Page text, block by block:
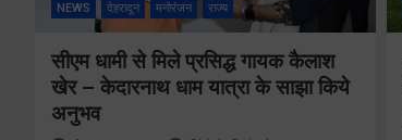
NEWS देहरादून मनोरंजन राज्य
सीएम धामी से मिले प्रसिद्ध गायक कैलाश
खेर – केदारनाथ धाम यात्रा के साझा किये
अनुभव